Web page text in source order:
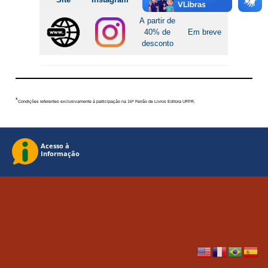
A partir de
40% de
desconto
Em breve
*Condições referentes exclusivamente à participação na 16º Feirão de Livros Editora UFPR.